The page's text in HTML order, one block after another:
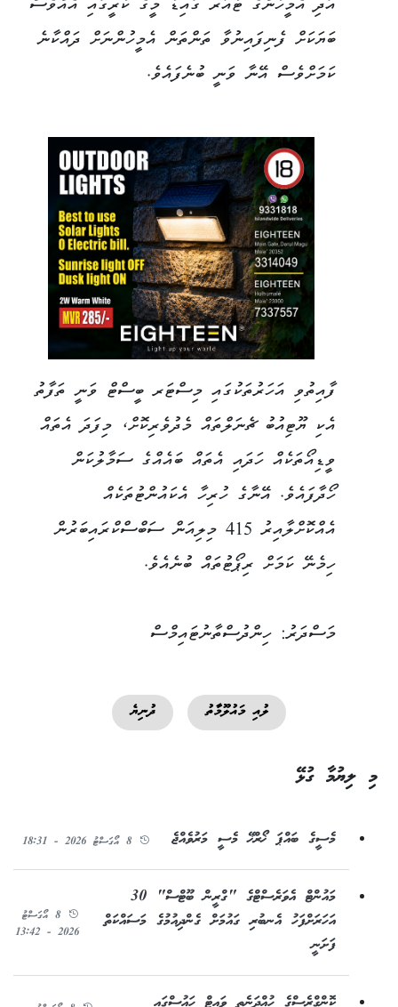
އަދި އެމީހުންގެ ޓުއަރ ގައިޑު މީގެ ކުރީގައި އެއްވެސް
ބަޔަކަށް ފެނިފައިނުވާ ތަންތަން އެމީހުންނަށް ދައްކާނެ
ކަމަށްވެސް އޭނާ ވަނީ ބުނެފައެވެ.
ފާއިތުވި އަހަރުތަކުގައި މިސްޓަރ ބީސްޓް ވަނީ ތަފާތު
އެކި ޔޫޓިއުބު ޗެނަލްތައް މެދުވެރިކޮށް، މިފަދަ އެތައް
ވީޑިއޯތަކެއް ހަދައި އެތައް ބައެއްގެ ސަމާލުކަން
ހޯދާފައެވެ. އޭނާގެ ހުރިހާ އެކައުންޓުތަކެއް
އެއްކޮށްލާއިރު 415 މިލިއަން ސަބްސްކްރައިބަރުން
ހިމެނޭ ކަމަށް ރިޕޯޓުތައް ބުނެއެވެ.
މަސްދަރު: ހިންދުސްތާނުޓައިމްސް
ލުއި މައުލޫމާތު ދުނިޔެ
މި ލިޔުމާ ގުޅޭ
މެސީގެ ބައްޕަ ޚޯރްޚޭ މެސީ މަރުވެއްޖެ 8 އޯގަސްޓު 2026 - 18:31
މައުންޓް އެވަރެސްޓްގެ "ގްރީން ބޫޓްސް" 30
އަހަރަށްފަހު އެނބުރި ގައުމަށް ގެންދިއުމުގެ މަސައްކަތް
ފަށަނީ
8 އޯގަސްޓު
2026 - 13:42